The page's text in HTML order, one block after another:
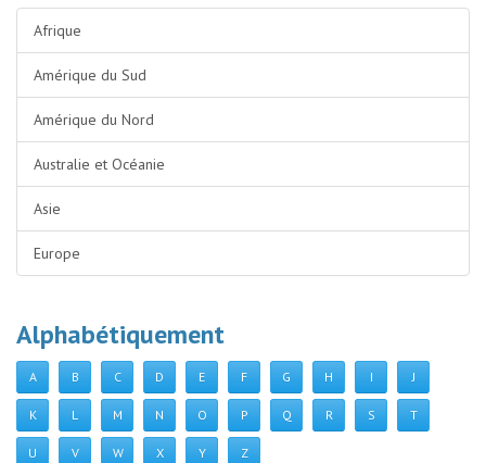
Afrique
Amérique du Sud
Amérique du Nord
Australie et Océanie
Asie
Europe
Alphabétiquement
A B C D E F G H I J
K L M N O P Q R S T
U V W X Y Z